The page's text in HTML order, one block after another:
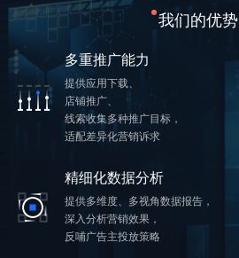
我们的优势
多重推广能力
提供应用下载、
店铺推广、
线索收集多种推广目标，
适配差异化营销诉求
精细化数据分析
提供多维度、多视角数据报告，
深入分析营销效果，
反哺广告主投放策略